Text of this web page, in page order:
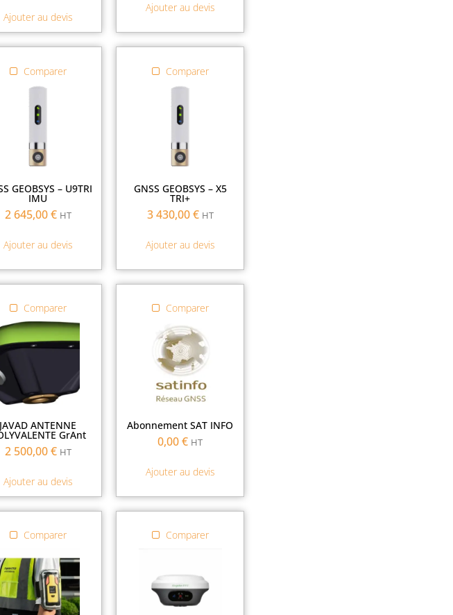
Ajouter au devis
Ajouter au devis
Comparer
GEOBSYS – U9TRI
IMU
2 645,00€ HT
Ajouter au devis
Comparer
GNSS GEOBSYS – X5
TRI+
3 430,00€ HT
Ajouter au devis
Comparer
JAVAD ANTENNE
GrAnt
2 500,00€ HT
Ajouter au devis
Comparer
Abonnement SAT INFO
0,00€ HT
Ajouter au devis
Comparer Comparer